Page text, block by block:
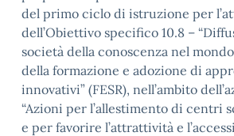
del primo ciclo di istruzione per
dell’Obiettivo specifico 10.8 –
società della conoscenza nel
della formazione e adozione di
innovativi” (FESR), nell’ambito
“Azioni per l’allestimento di centri
e per favorire l’attrattività e